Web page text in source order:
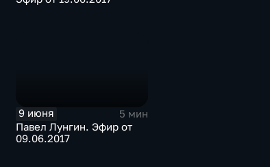
9 июня
5 мин
Павел Лунгин. Эфир от
09.06.2017